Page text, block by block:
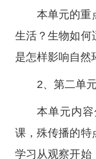
本单元的重
生活？生物如何
是怎样影响自然
2、第二单
本单元内
课，殊传播的特
学习从观察开始